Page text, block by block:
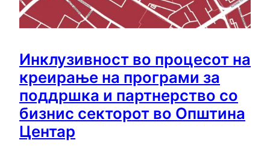
Инклузивност во процесот на
креирање на програми за
поддршка и партнерство со
бизнис секторот во Општина
Центар